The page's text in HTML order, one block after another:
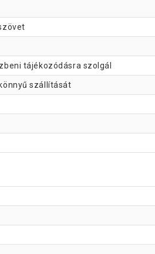
tájékozódásra szolgál
szállítását